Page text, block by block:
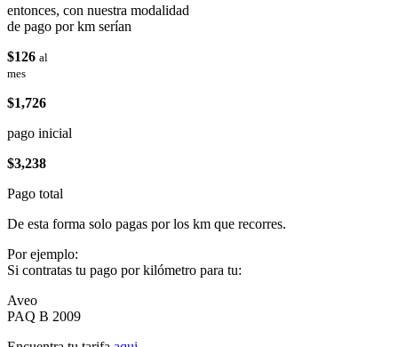
entonces, con nuestra modalidad
de pago por km serían
$126 al
mes
$1,726
pago inicial
$3,238
Pago total
De esta forma solo pagas por los km que recorres.
Por ejemplo:
Si contratas tu pago por kilómetro para tu:
Aveo
PAQ B 2009